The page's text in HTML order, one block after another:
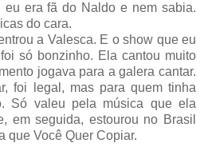
era fã do Naldo e nem sabia.
do cara.
a Valesca. E o show que eu
só bonzinho. Ela cantou muito
jogava para a galera cantar.
foi legal, mas para quem tinha
Só valeu pela música que ela
em seguida, estourou no Brasil
que Você Quer Copiar.